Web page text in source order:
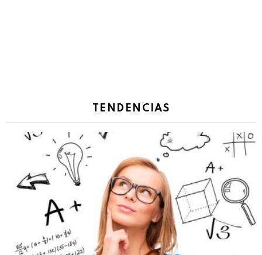
TENDENCIAS